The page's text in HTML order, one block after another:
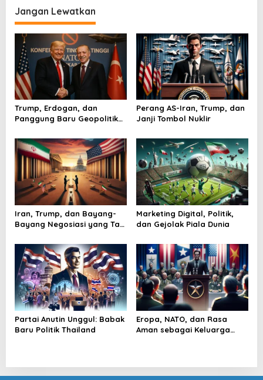
i
g
a
s
i
p
o
s
Jangan Lewatkan
Trump, Erdogan, dan
Panggung Baru Geopolitik
Perang AS-Iran, Trump, dan
Janji Tombol Nuklir
Iran, Trump, dan Bayang-
Bayang Negosiasi yang Tak
Marketing Digital, Politik,
dan Gejolak Piala Dunia
Partai Anutin Unggul: Babak
Baru Politik Thailand
Eropa, NATO, dan Rasa
Aman sebagai Keluarga